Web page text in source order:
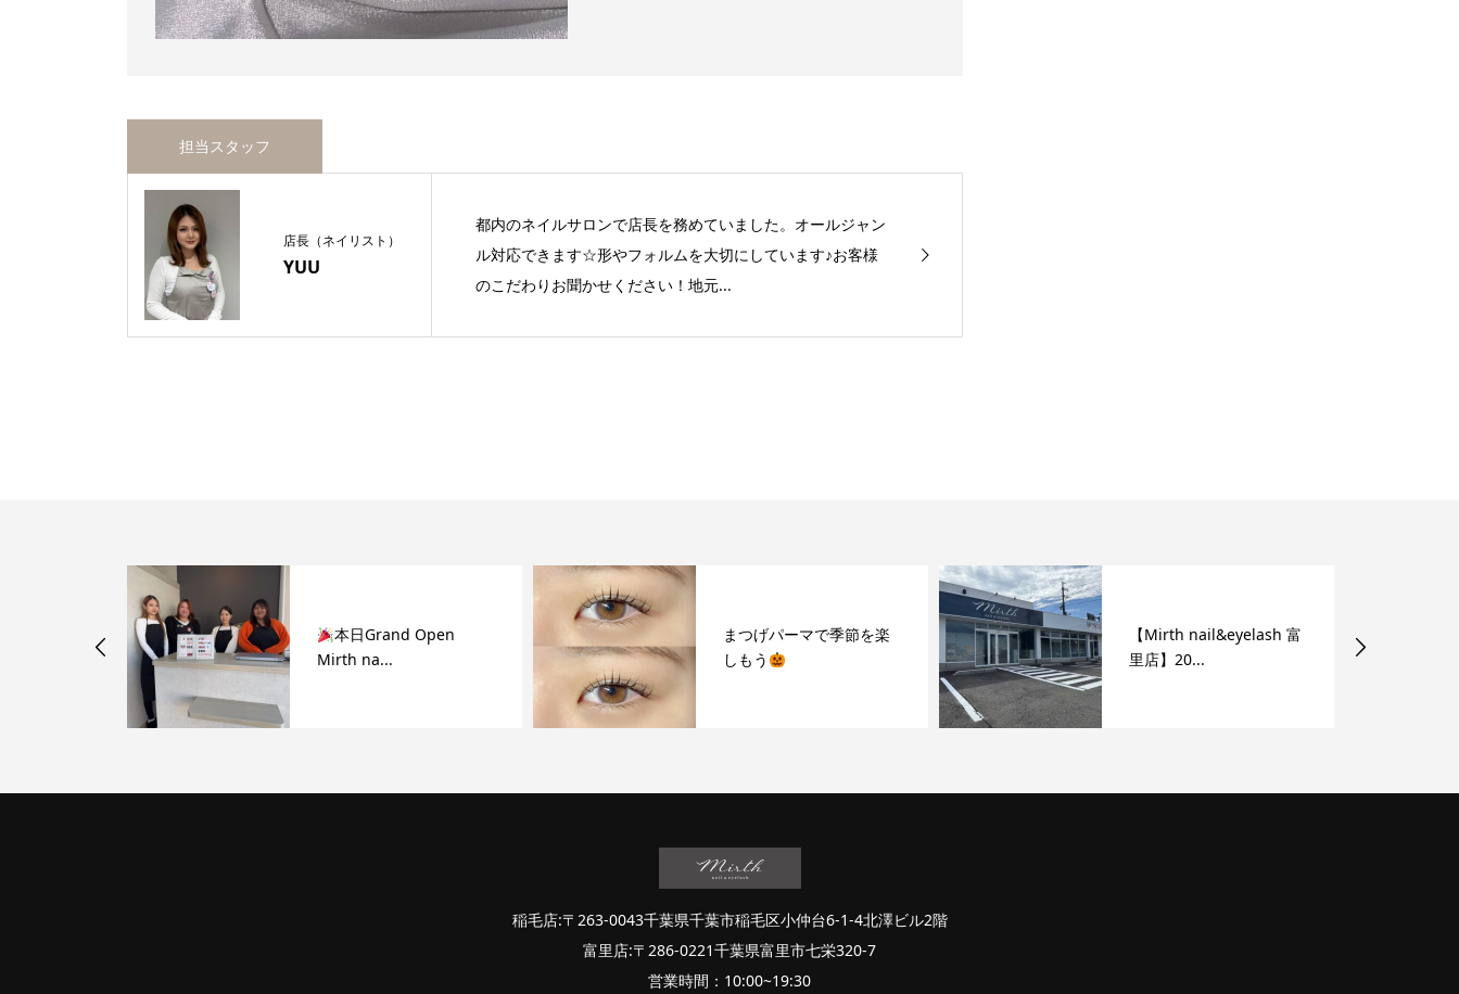
担当スタッフ
店長（ネイリスト）
YUU
都内のネイルサロンで店長を務めていました。オールジャン
ル対応できます☆形やフォルムを大切にしています♪お客様
のこだわりお聞かせください！地元...
本日Grand Open
Mirth na...
まつげパーマで季節を楽
しもう
【Mirth nail&eyelash 富
里店】20...
稲毛店:〒263-0043千葉県千葉市稲毛区小仲台6-1-4北澤ビル2階
富里店:〒286-0221千葉県富里市七栄320-7
営業時間：10:00~19:30